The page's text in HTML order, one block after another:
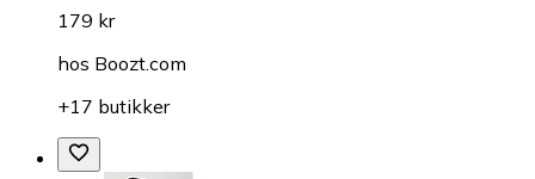
179 kr
hos Boozt.com
+17 butikker